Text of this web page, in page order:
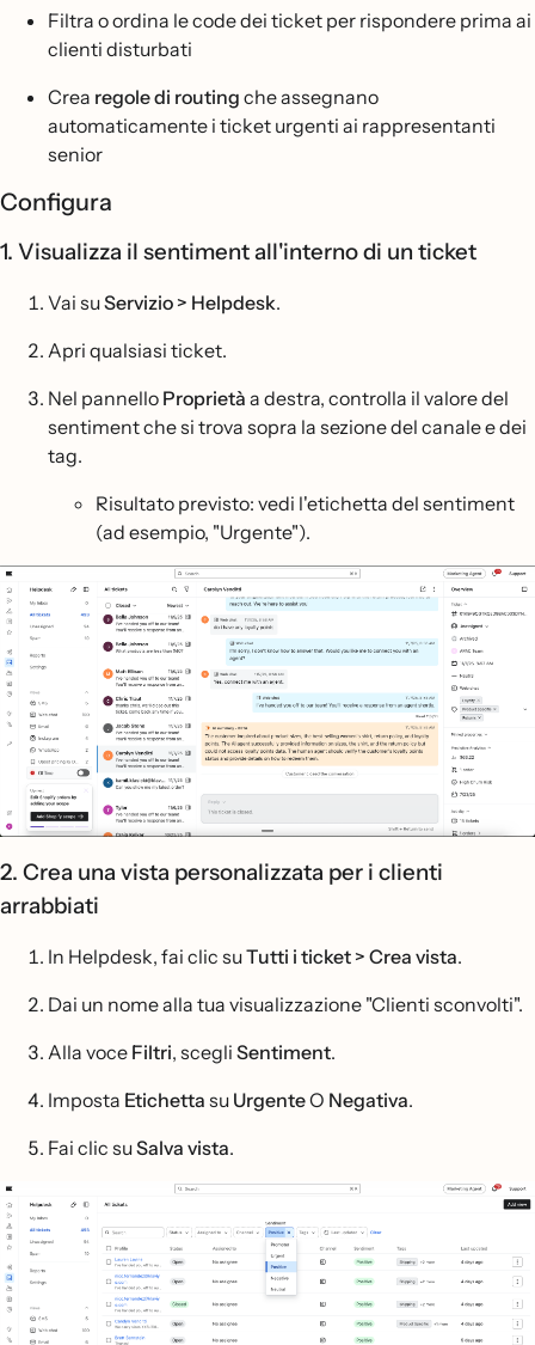
Filtra o ordina le code dei ticket per rispondere prima ai
clienti disturbati
Crea regole di routing che assegnano
automaticamente i ticket urgenti ai rappresentanti
senior
Configura
1. Visualizza il sentiment all'interno di un ticket
Vai suServizio > Helpdesk.
Apri qualsiasi ticket.
Nel pannello Proprietà a destra, controlla il valore del
sentiment che si trova sopra la sezione del canale e dei
tag.
Risultato previsto: vedi l'etichetta del sentiment
(ad esempio, "Urgente").
2. Crea una vista personalizzata per i clienti
arrabbiati
In Helpdesk, fai clic suTutti i ticket > Crea vista.
Dai un nome alla tua visualizzazione "Clienti sconvolti".
Alla voce Filtri, scegli Sentiment.
Imposta Etichetta su UrgenteO Negativa.
Fai clic suSalva vista.